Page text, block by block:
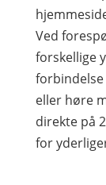
Ved
forskellige
eller høre
direkte på
for